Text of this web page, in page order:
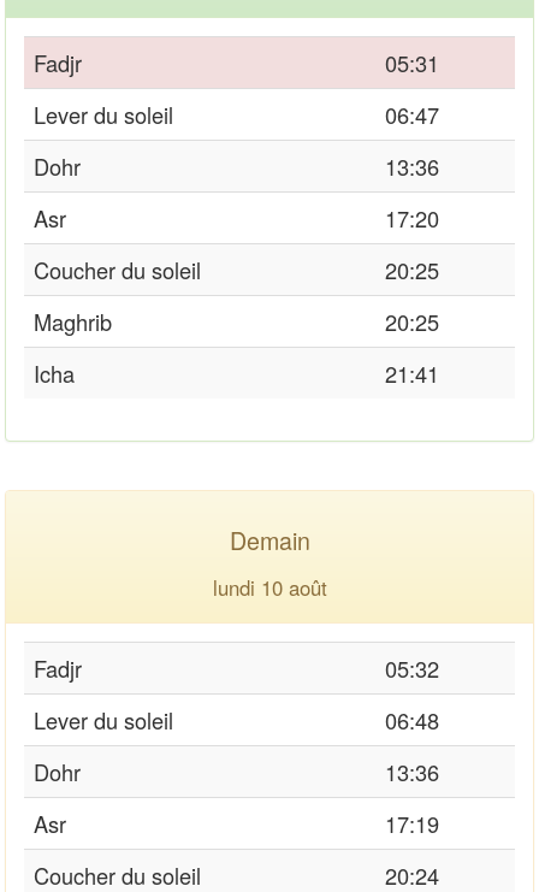
Fadjr
05:31
Lever du soleil
06:47
Dohr
13:36
Asr
17:20
Coucher du soleil
20:25
Maghrib
20:25
Icha
21:41
Demain
lundi 10 août
Fadjr
05:32
Lever du soleil
06:48
Dohr
13:36
Asr
17:19
Coucher du soleil
20:24